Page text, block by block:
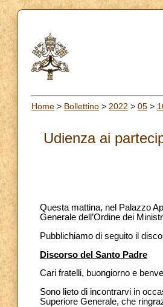
Home > Bollettino > 2022 > 05 >
Udienza ai
Questa mattina, nel Palazzo
Generale dell’Ordine dei
Pubblichiamo di seguito il
Discorso del Santo Padre
Cari fratelli, buongiorno e
Sono lieto di incontrarvi in
Superiore Generale, che